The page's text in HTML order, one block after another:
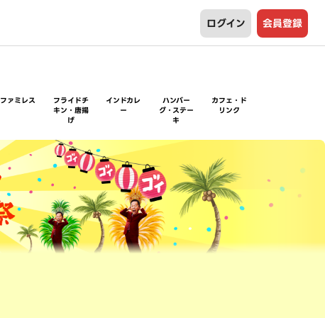
ログイン 会員登録
ファミレス
フライドチ
キン・唐揚
げ
インドカレ
ー
ハンバー
グ・ステー
キ
カフェ・ド
リンク